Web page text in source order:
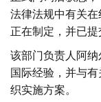
法律法规中有关
正在制定，并已提
该部门负责人阿
国际经验，并与
织实施方案。